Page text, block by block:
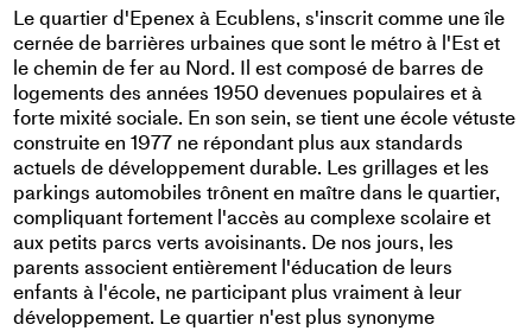
Le quartier d'Epenex à Ecublens, s'inscrit comme une île
cernée de barrières urbaines que sont le métro à l'Est et
le chemin de fer au Nord. Il est composé de barres de
logements des années 1950 devenues populaires et à
forte mixité sociale. En son sein, se tient une école vétuste
construite en 1977 ne répondant plus aux standards
actuels de développement durable. Les grillages et les
parkings automobiles trônent en maître dans le quartier,
compliquant fortement l'accès au complexe scolaire et
aux petits parcs verts avoisinants. De nos jours, les
parents associent entièrement l'éducation de leurs
enfants à l'école, ne participant plus vraiment à leur
développement. Le quartier n'est plus synonyme